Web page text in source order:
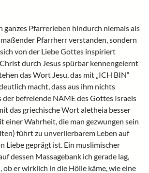
ganzes Pfarrerleben hindurch niemals als
Pfarrherr verstanden, sondern
sich von der Liebe Gottes inspiriert
durch Jesus spürbar kennengelernt
das Wort Jesu, das mit „ICH BIN“
macht, dass aus ihm nichts
der befreiende NAME des Gottes Israels
das griechische Wort aletheia besser
einer Wahrheit, die man gezwungen sein
führt zu unverlierbarem Leben auf
Liebe geprägt ist. Ein muslimischer
dessen Massagebank ich gerade lag,
ob er wirklich in die Hölle käme, wie eine